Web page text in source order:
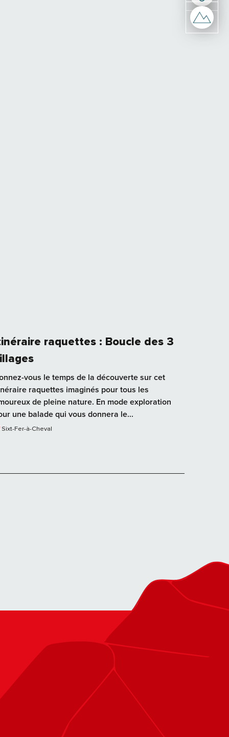
raquettes : Boucle des 3
vous le temps de la découverte sur cet
raquettes imaginés pour tous les
de pleine nature. En mode exploration
une balade qui vous donnera le...
Sixt-Fer-à-Cheval